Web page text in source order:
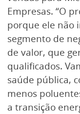
Empresas. “O
porque ele não
segmento de
de valor, que
qualificados.
saúde pública,
menos
a transição